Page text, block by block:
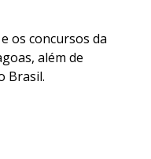
os concursos da
além de
Brasil.